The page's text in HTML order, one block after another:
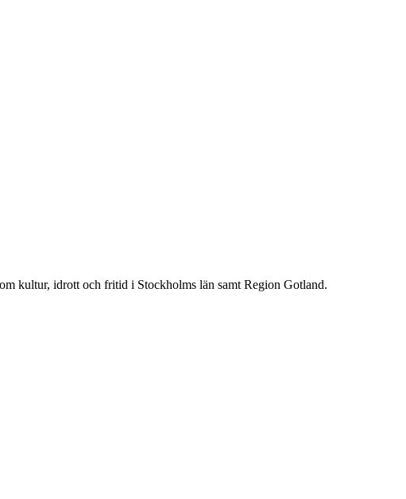
kultur, idrott och fritid i Stockholms län samt Region Gotland.